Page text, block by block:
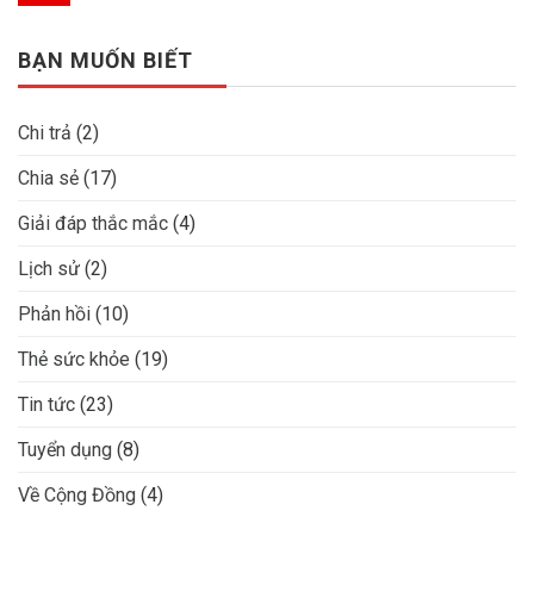
BẠN MUỐN BIẾT
Chi trả (2)
Chia sẻ (17)
Giải đáp thắc mắc (4)
Lịch sử (2)
Phản hồi (10)
Thẻ sức khỏe (19)
Tin tức (23)
Tuyển dụng (8)
Về Cộng Đồng (4)